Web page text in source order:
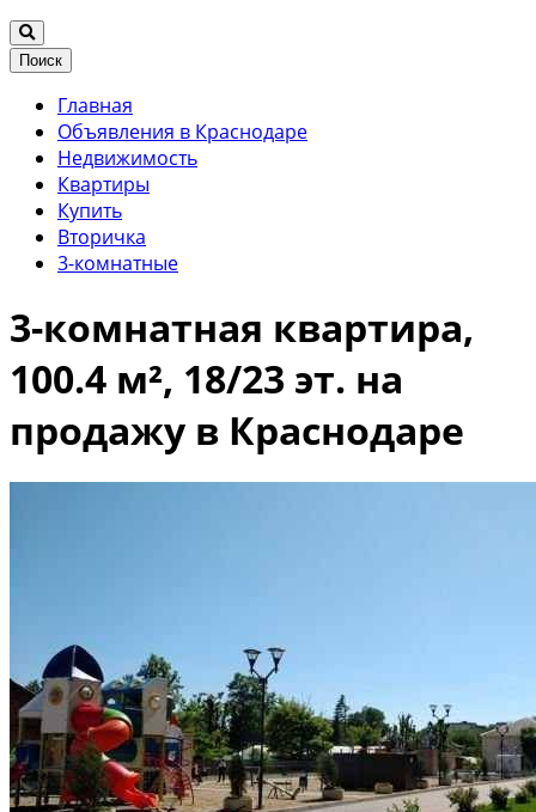
Поиск
Главная
Объявления в Краснодаре
Недвижимость
Квартиры
Купить
Вторичка
3-комнатные
3-комнатная квартира,
100.4 м², 18/23 эт. на
продажу в Краснодаре